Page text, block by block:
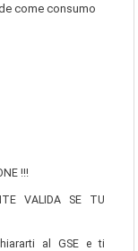
come consumo
!!!
VALIDA SE TU
al GSE e ti